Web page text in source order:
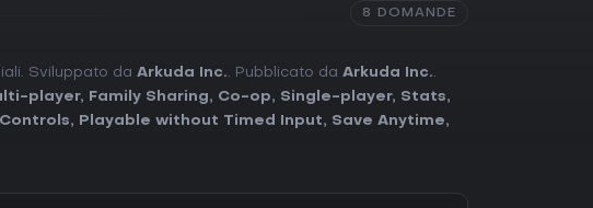
8 DOMANDE
Sviluppato da Arkuda Inc.. Pubblicato da Arkuda Inc..
player, Family Sharing, Co-op, Single-player, Stats,
, Playable without Timed Input, Save Anytime,